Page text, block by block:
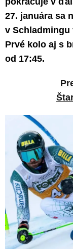
27. januára sa
v Schladmingu
Prvé kolo aj s
od 17:45.